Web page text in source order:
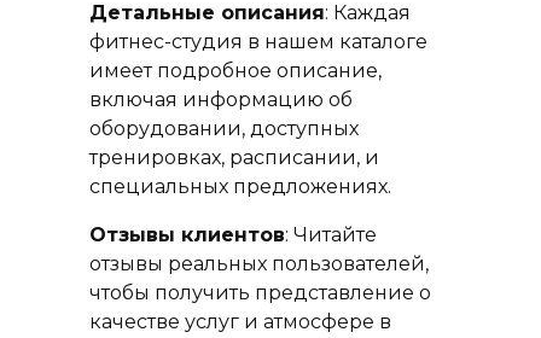
Детальные описания: Каждая
фитнес-студия в нашем каталоге
имеет подробное описание,
включая информацию об
оборудовании, доступных
тренировках, расписании, и
специальных предложениях.
Отзывы клиентов: Читайте
отзывы реальных пользователей,
чтобы получить представление о
качестве услуг и атмосфере в